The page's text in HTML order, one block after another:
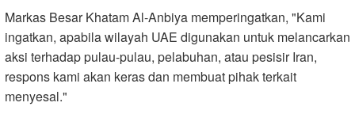
Markas Besar Khatam Al-Anbiya memperingatkan, "Kami
ingatkan, apabila wilayah UAE digunakan untuk melancarkan
aksi terhadap pulau-pulau, pelabuhan, atau pesisir Iran,
respons kami akan keras dan membuat pihak terkait
menyesal."